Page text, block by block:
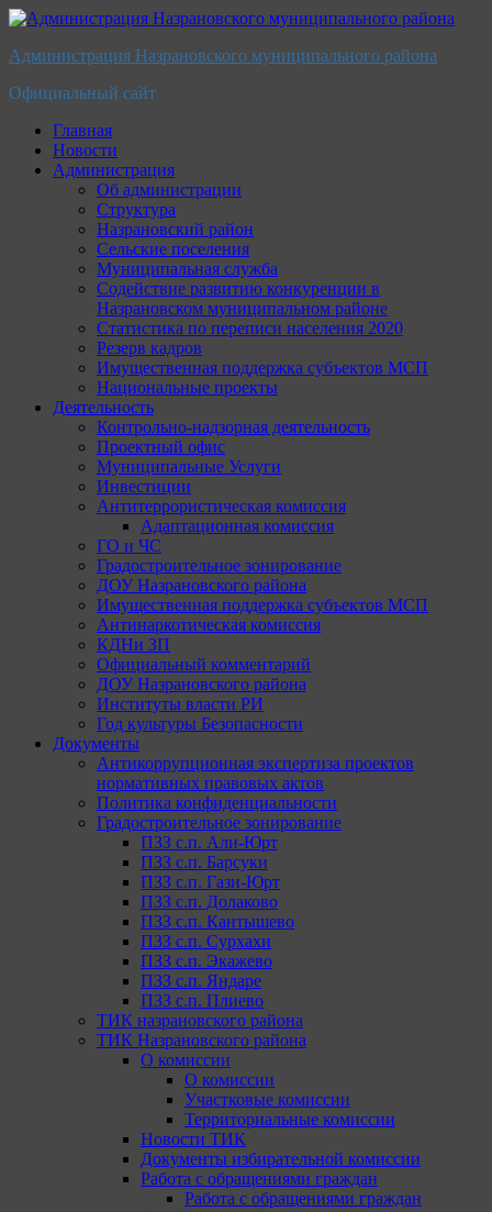
Перейти
содержимому
Администрация Назрановского муниципального района
Официальный сайт
Главная
Новости
Администрация
Об администрации
Структура
Назрановский район
Сельские поселения
Муниципальная служба
Содействие развитию конкуренции в
Назрановском муниципальном районе
Статистика по переписи населения 2020
Резерв кадров
Имущественная поддержка субъектов МСП
Национальные проекты
Деятельность
Контрольно-надзорная деятельность
Проектный офис
Муниципальные Услуги
Инвестиции
Антитеррористическая комиссия
Адаптационная комиссия
ГО и ЧС
Градостроительное зонирование
ДОУ Назрановского района
Имущественная поддержка субъектов МСП
Антинаркотическая комиссия
КДНи ЗП
Официальный комментарий
ДОУ Назрановского района
Институты власти РИ
Год культуры Безопасности
Документы
Антикоррупционная экспертиза проектов
нормативных правовых актов
Политика конфиденциальности
Градостроительное зонирование
ПЗЗ с.п. Али-Юрт
ПЗЗ с.п. Барсуки
ПЗЗ с.п. Гази-Юрт
ПЗЗ с.п. Долаково
ПЗЗ с.п. Кантышево
ПЗЗ с.п. Сурхахи
ПЗЗ с.п. Экажево
ПЗЗ с.п. Яндаре
ПЗЗ с.п. Плиево
ТИК назрановского района
ТИК Назрановского района
О комиссии
О комиссии
Участковые комиссии
Территориальные комиссии
Новости ТИК
Документы избирательной комиссии
Работа с обращениями граждан
Работа с обращениями граждан